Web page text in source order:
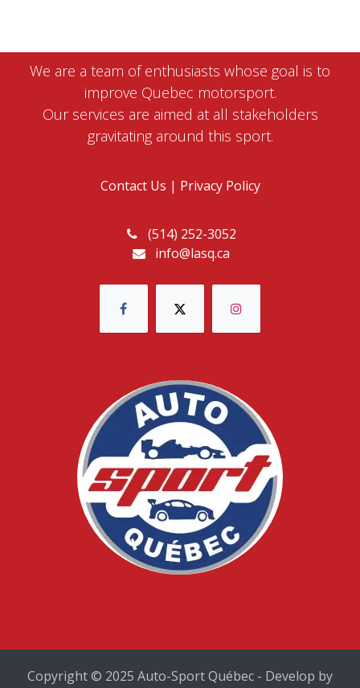
We are a team of enthusiasts whose goal is to
improve Quebec motorsport.
Our services are aimed at all stakeholders
gravitating around this sport.
Contact Us | Privacy Policy
(514) 252-3052
info@lasq.ca
Copyright © 2025 Auto-Sport Québec - Develop by